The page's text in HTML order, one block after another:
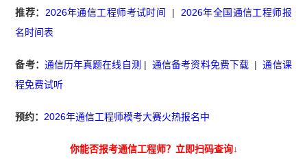
推荐： 2026年通信工程师考试时间 | 2026年全国通信工程师报
名时间表
备考： 通信历年真题在线自测 |通信备考资料免费下载 |通信课
程免费试听
预约： 2026年通信工程师模考大赛火热报名中
你能否报考通信工程师？立即扫码查询↓